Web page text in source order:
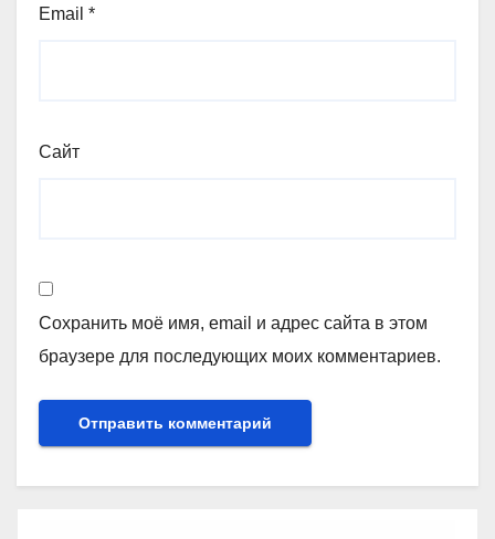
Email *
Сайт
Сохранить моё имя, email и адрес сайта в этом
браузере для последующих моих комментариев.